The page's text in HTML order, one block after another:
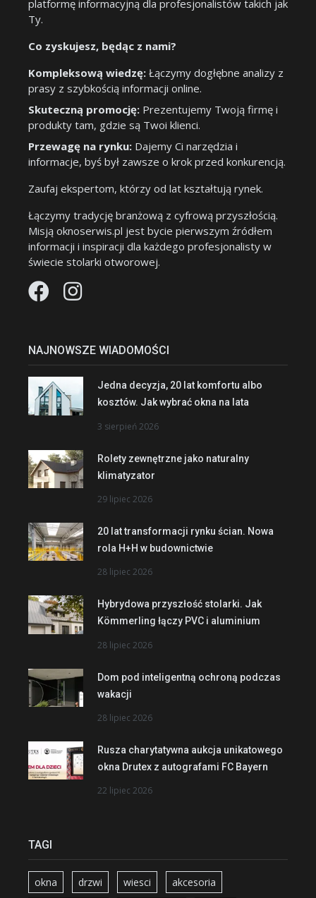
platformę informacyjną dla profesjonalistów takich jak
Ty.
Co zyskujesz, będąc z nami?
Kompleksową wiedzę: Łączymy dogłębne analizy z
prasy z szybkością informacji online.
Skuteczną promocję: Prezentujemy Twoją firmę i
produkty tam, gdzie są Twoi klienci.
Przewagę na rynku: Dajemy Ci narzędzia i
informacje, byś był zawsze o krok przed konkurencją.
Zaufaj ekspertom, którzy od lat kształtują rynek.
Łączymy tradycję branżową z cyfrową przyszłością.
Misją oknoserwis.pl jest bycie pierwszym źródłem
informacji i inspiracji dla każdego profesjonalisty w
świecie stolarki otworowej.
NAJNOWSZE WIADOMOŚCI
Jedna decyzja, 20 lat komfortu albo
kosztów. Jak wybrać okna na lata
3 sierpień 2026
Rolety zewnętrzne jako naturalny
klimatyzator
29 lipiec 2026
20 lat transformacji rynku ścian. Nowa
rola H+H w budownictwie
28 lipiec 2026
Hybrydowa przyszłość stolarki. Jak
Kömmerling łączy PVC i aluminium
28 lipiec 2026
Dom pod inteligentną ochroną podczas
wakacji
28 lipiec 2026
Rusza charytatywna aukcja unikatowego
okna Drutex z autografami FC Bayern
22 lipiec 2026
TAGI
okna drzwi wiesci akcesoria